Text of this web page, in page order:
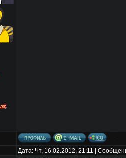
Дата: Чт, 16.02.2012, 21:11 |